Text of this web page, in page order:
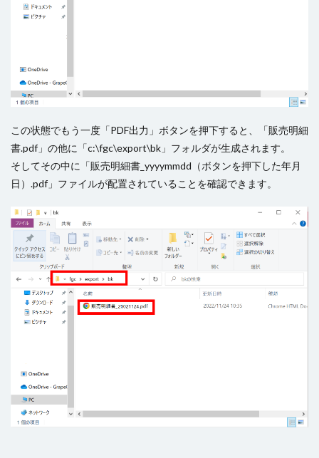
この状態でもう一度「PDF出力」ボタンを押下すると、「販売明細
書.pdf」の他に「c:\fgc\export\bk」フォルダが生成されます。
そしてその中に「販売明細書_yyyymmdd（ボタンを押下した年月
日）.pdf」ファイルが配置されていることを確認できます。